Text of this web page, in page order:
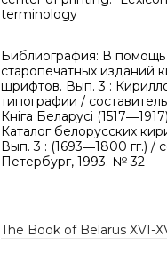
terminology
Библиография: В помощь
старопечатных изданий
шрифтов. Вып. 3 :
типографии /
Кніга Беларусі
Каталог белорусских
Вып. 3 : (1693―1800 гг.) /
Петербург, 1993. № 32
The Book of Belarus XVI-